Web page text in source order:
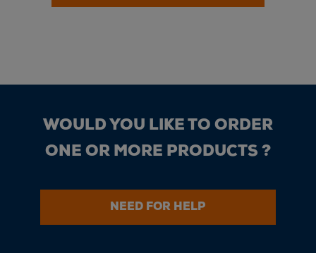
WOULD YOU LIKE TO ORDER
ONE OR MORE PRODUCTS ?
NEED FOR HELP